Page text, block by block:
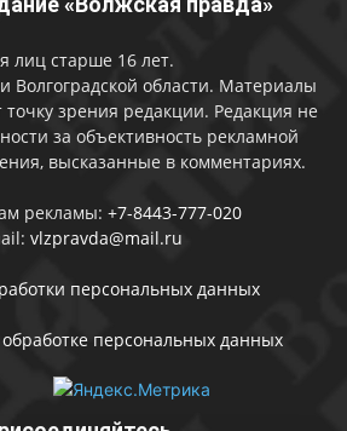
лиц старше 16 лет.
Волгоградской области. Материалы
зрения редакции. Редакция не
за объективность рекламной
высказанные в комментариях.
рекламы: +7-8443-777-020
vlzpravda@mail.ru
персональных данных
персональных данных